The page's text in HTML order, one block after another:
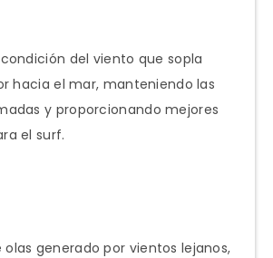
del viento que sopla
hacia el mar, manteniendo las
y proporcionando mejores
el surf.
generado por vientos lejanos,